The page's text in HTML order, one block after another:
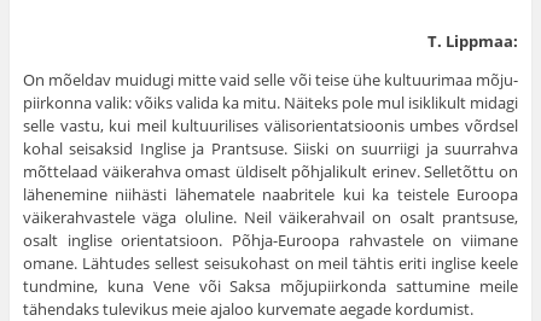
T. Lippmaa:
On mõeldav muidugi mitte vaid selle või teise ühe kultuurimaa mõju­
piirkonna valik: võiks valida ka mitu. Näiteks pole mul isiklikult midagi
selle vastu, kui meil kultuurilises välisorientatsioonis umbes võrdsel
kohal seisak­sid Inglise ja Prantsuse. Siiski on suurriigi ja suurrahva
mõttelaad väike­rahva omast üldiselt põhjalikult erinev. Selletõttu on
lähenemine niihästi lähematele naabritele kui ka teistele Euroopa
väikerahvastele väga oluline. Neil väikerahvail on osalt prantsuse,
osalt inglise orientatsioon. Põhja-Euroopa rahvastele on viimane
omane. Lähtudes sellest seisukohast on meil tähtis eriti inglise keele
tundmine, kuna Vene või Saksa mõjupiirkonda sattu­mine meile
tähendaks tulevikus meie ajaloo kurvemate aegade kordumist.